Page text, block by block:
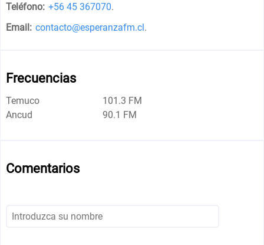
Teléfono: +56 45 367070.
Email: contacto@esperanzafm.cl.
Frecuencias
Temuco
101.3 FM
Ancud
90.1 FM
Comentarios